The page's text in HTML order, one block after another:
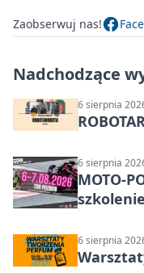
Zaobserwuj nas!
Nadchodzące
6 sierpnia
6 sierpnia
MOTO-
6 sierpnia